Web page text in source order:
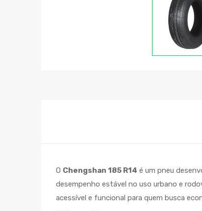
O Chengshan 185 R14 é um pneu
desempenho estável no uso urbano e
acessível e funcional para quem busca